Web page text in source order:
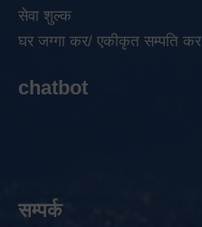
सेवा शुल्क
घर जग्गा कर/ एकीकृत सम्पति कर
chatbot
सम्पर्क